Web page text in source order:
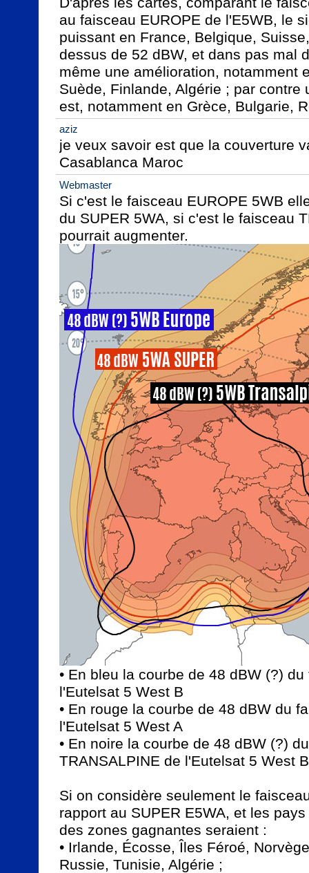
au faisceau EUROPE de l'E5WB, le
puissant en France, Belgique,
dessus de 52 dBW, et dans pas mal
même une amélioration, notamment
Suède, Finlande, Algérie ; par contre
est, notamment en Grèce, Bulgarie,
aziz
je veux savoir est que la couverture
Casablanca Maroc
Webmaster
Si c'est le faisceau EUROPE 5WB
du SUPER 5WA, si c'est le faisceau
pourrait augmenter.
• En bleu la courbe de 48 dBW (?)
l'Eutelsat 5 West B
• En rouge la courbe de 48 dBW du
l'Eutelsat 5 West A
• En noire la courbe de 48 dBW (?)
TRANSALPINE de l'Eutelsat 5 West B
Si on considère seulement le
rapport au SUPER E5WA, et les
des zones gagnantes seraient :
• Irlande, Écosse, Îles Féroé,
Russie, Tunisie, Algérie ;